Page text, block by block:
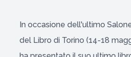
In occasione dell'ultimo
del Libro di Torino (14-18